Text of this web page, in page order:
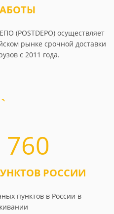
(POSTDEPO) осуществляет
рынке срочной доставки
с 2011 года.
760
РОССИИ
пунктов в России в